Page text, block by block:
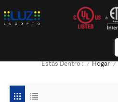
Estás Dentro : / Hogar /